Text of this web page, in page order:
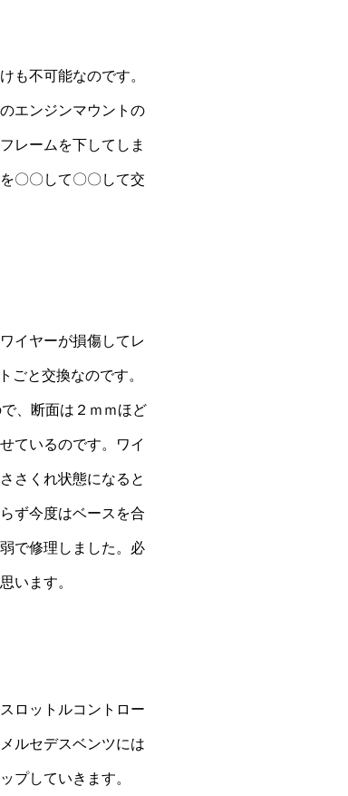
も不可能なのです。
エンジンマウントの
レームを下してしま
〇〇して〇〇して交
イヤーが損傷してレ
ごと交換なのです。
、断面は２ｍｍほど
ているのです。ワイ
さくれ状態になると
ず今度はベースを合
で修理しました。必
います。
ロットルコントロー
ルセデスベンツには
プしていきます。